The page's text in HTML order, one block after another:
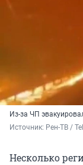
Из-за ЧП
Источник: Рен-ТВ /
Несколько